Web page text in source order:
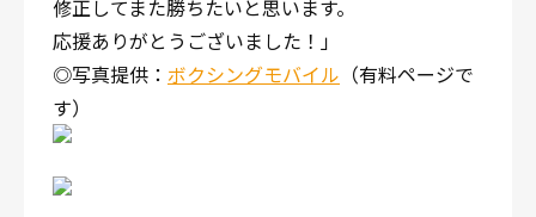
修正してまた勝ちたいと思います。
応援ありがとうございました！」
◎写真提供： ボクシングモバイル （有料ページで
す）